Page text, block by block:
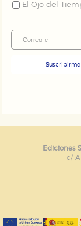
El Ojo del
Suscribirme
Ediciones
c/